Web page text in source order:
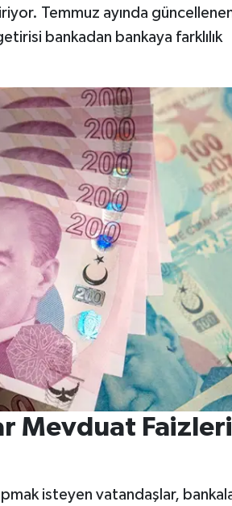
Temmuz ayında
bankadan bankaya farklılık
Mevduat
isteyen vatandaşlar,